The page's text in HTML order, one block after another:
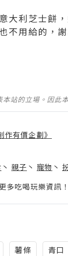
大利芝士餅
不用給的，
站的立場。因此
作有價企劃》
丶 親子 丶 寵物 丶
吃喝玩樂資訊！
薯條 青口